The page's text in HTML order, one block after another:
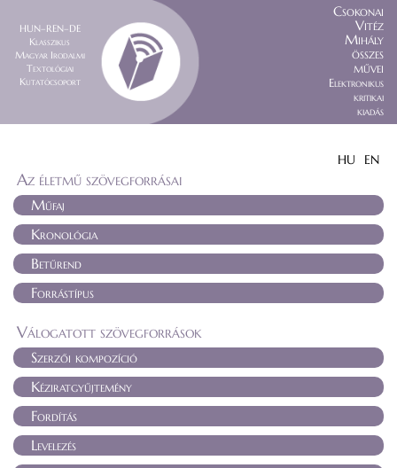
HUN–REN–DE
Klasszikus
Magyar Irodalmi
Textológiai
Kutatócsoport
Csokonai
Vitéz
Mihály
összes
művei
Elektronikus
kritikai
kiadás
HU EN
Az életmű szövegforrásai
Műfaj
Kronológia
Betűrend
Forrástípus
Válogatott szövegforrások
Szerzői kompozíció
Kéziratgyűjtemény
Fordítás
Levelezés